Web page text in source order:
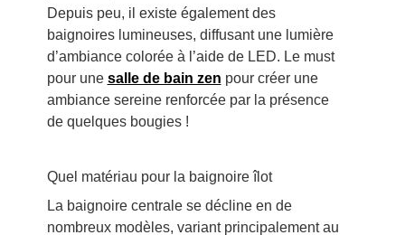
Depuis peu, il existe également des
baignoires lumineuses, diffusant une lumière
d’ambiance colorée à l’aide de LED. Le must
pour une salle de bain zen pour créer une
ambiance sereine renforcée par la présence
de quelques bougies !
Quel matériau pour la baignoire îlot
La baignoire centrale se décline en de
nombreux modèles, variant principalement au